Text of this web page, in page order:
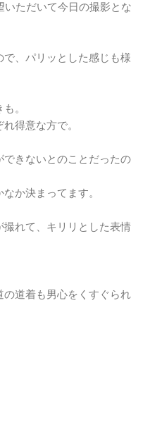
いただいて今日の撮影とな
、パリッとした感じも様
。
得意な方で。
きないとのことだったの
か決まってます。
れて、キリリとした表情
道着も男心をくすぐられ